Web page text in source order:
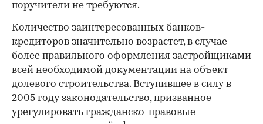
поручители не требуются.
Количество заинтересованных банков-
кредиторов значительно возрастет, в случае
более правильного оформления застройщиками
всей необходимой документации на объект
долевого строительства. Вступившее в силу в
2005 году законодательство, призванное
урегулировать гражданско-правовые